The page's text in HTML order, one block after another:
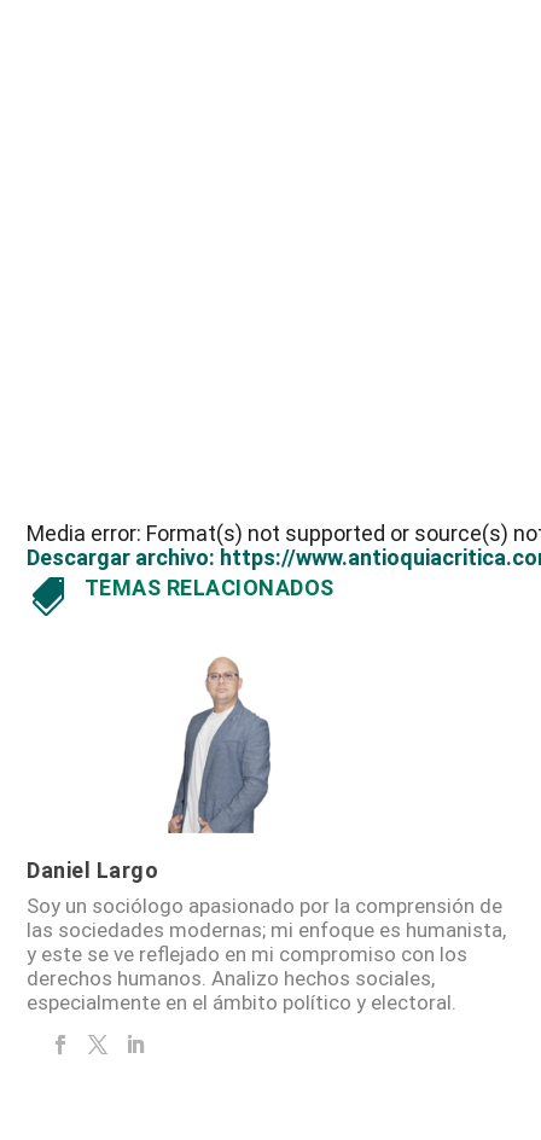
Media error: Format(s) not supported or source(s)
Descargar archivo: https://
 TEMAS RELACIONADOS
Daniel Largo
Soy un sociólogo apasionado por la comprensión de
las sociedades modernas; mi enfoque es humanista,
y este se ve reflejado en mi compromiso con los
derechos humanos. Analizo hechos sociales,
especialmente en el ámbito político y electoral.